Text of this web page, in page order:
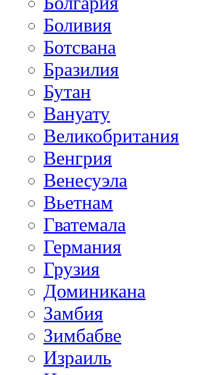
Боливия
Ботсвана
Бразилия
Бутан
Вануату
Великобритания
Венгрия
Венесуэла
Вьетнам
Гватемала
Германия
Грузия
Доминикана
Замбия
Зимбабве
Израиль